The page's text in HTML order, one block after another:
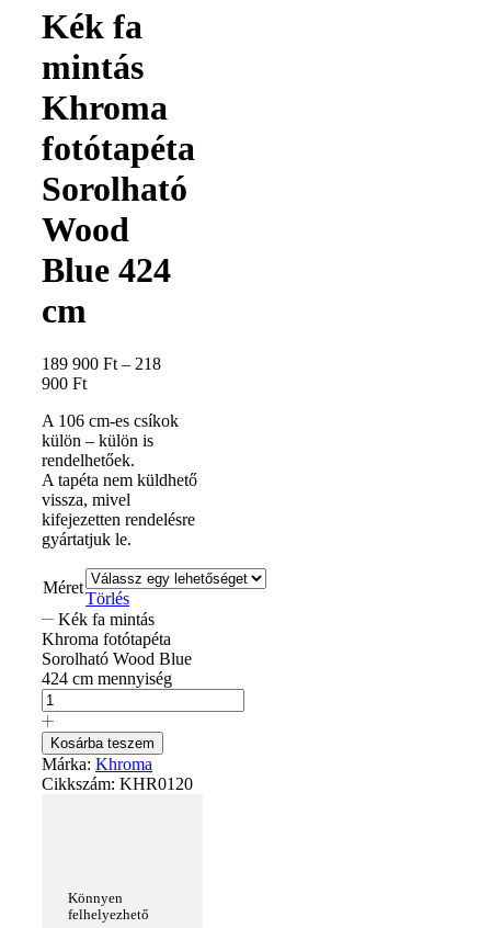
Kék fa
mintás
Khroma
fotótapéta
Sorolható
Wood
Blue 424
cm
189 900 Ft – 218
900 Ft
A 106 cm-es csíkok
külön – külön is
rendelhetőek.
A tapéta nem küldhető
vissza, mivel
kifejezetten rendelésre
gyártatjuk le.
Méret
Törlés
Kék fa mintás
Khroma fotótapéta
Sorolható Wood Blue
424 cm mennyiség
Kosárba teszem
Márka: Khroma
Cikkszám: KHR0120
Könnyen
felhelyezhető